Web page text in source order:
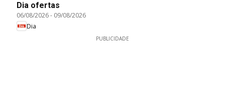
Dia ofertas
06/08/2026- 09/08/2026
Dia
PUBLICIDADE